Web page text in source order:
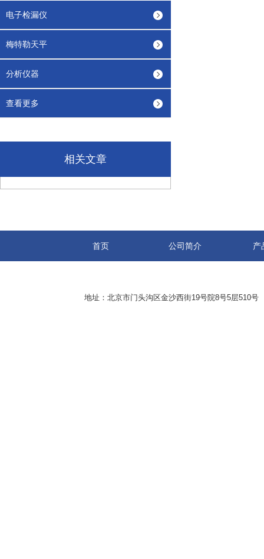
电子检漏仪
梅特勒天平
分析仪器
查看更多
相关文章
首页 公司简介 产
地址：北京市门头沟区金沙西街19号院8号5层510